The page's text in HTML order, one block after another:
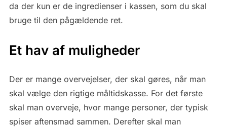
da der kun er de ingredienser i kassen, som du skal
bruge til den pågældende ret.
Et hav af muligheder
Der er mange overvejelser, der skal gøres, når man
skal vælge den rigtige måltidskasse. For det første
skal man overveje, hvor mange personer, der typisk
spiser aftensmad sammen. Derefter skal man